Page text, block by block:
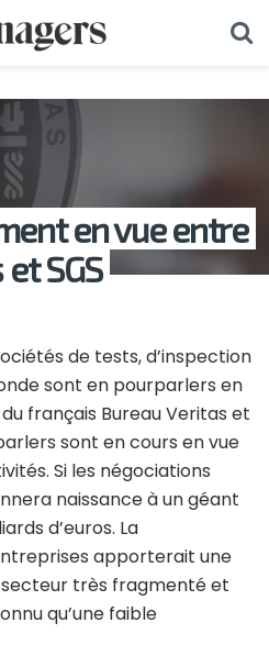
en vue entre
SGS
de tests, d’inspection
sont en pourparlers en
du français Bureau Veritas et
sont en cours en vue
Si les négociations
naissance à un géant
d’euros. La
apporterait une
très fragmenté et
qu’une faible